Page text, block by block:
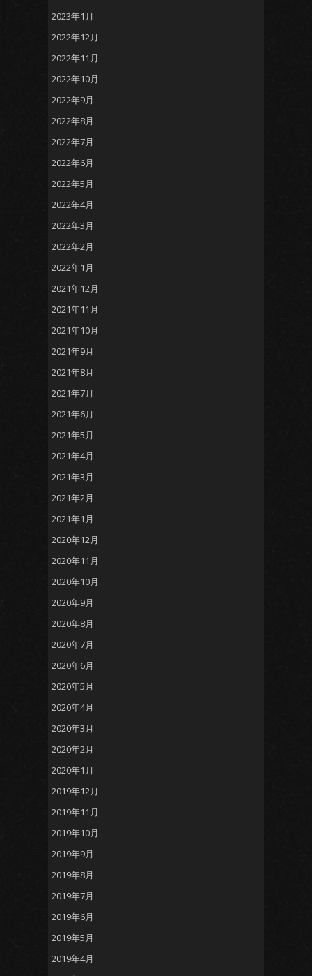
2023年1月
2022年12月
2022年11月
2022年10月
2022年9月
2022年8月
2022年7月
2022年6月
2022年5月
2022年4月
2022年3月
2022年2月
2022年1月
2021年12月
2021年11月
2021年10月
2021年9月
2021年8月
2021年7月
2021年6月
2021年5月
2021年4月
2021年3月
2021年2月
2021年1月
2020年12月
2020年11月
2020年10月
2020年9月
2020年8月
2020年7月
2020年6月
2020年5月
2020年4月
2020年3月
2020年2月
2020年1月
2019年12月
2019年11月
2019年10月
2019年9月
2019年8月
2019年7月
2019年6月
2019年5月
2019年4月